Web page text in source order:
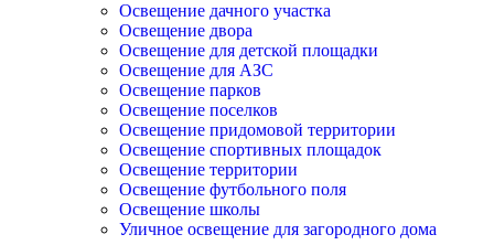
Освещение дачного участка
Освещение двора
Освещение для детской площадки
Освещение для АЗС
Освещение парков
Освещение поселков
Освещение придомовой территории
Освещение спортивных площадок
Освещение территории
Освещение футбольного поля
Освещение школы
Уличное освещение для загородного дома